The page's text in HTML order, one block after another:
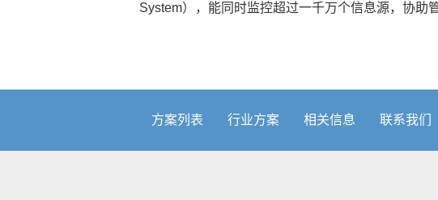
System），能同时监控超过一千万个信息源，协助
方案列表 行业方案 相关信息 联系我们